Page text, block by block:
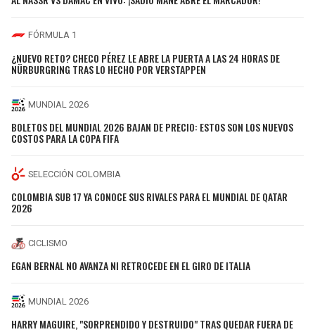
FÓRMULA 1
¿NUEVO RETO? CHECO PÉREZ LE ABRE LA PUERTA A LAS 24 HORAS DE
NÜRBURGRING TRAS LO HECHO POR VERSTAPPEN
MUNDIAL 2026
BOLETOS DEL MUNDIAL 2026 BAJAN DE PRECIO: ESTOS SON LOS NUEVOS
COSTOS PARA LA COPA FIFA
SELECCIÓN COLOMBIA
COLOMBIA SUB 17 YA CONOCE SUS RIVALES PARA EL MUNDIAL DE QATAR
2026
CICLISMO
EGAN BERNAL NO AVANZA NI RETROCEDE EN EL GIRO DE ITALIA
MUNDIAL 2026
HARRY MAGUIRE, "SORPRENDIDO Y DESTRUIDO" TRAS QUEDAR FUERA DE